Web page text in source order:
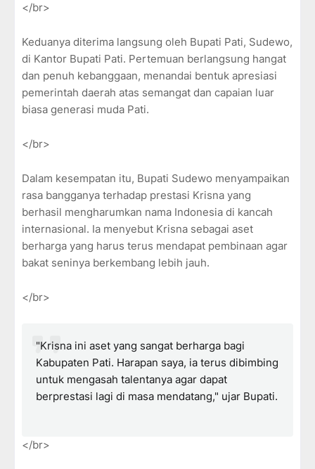
</br>
Keduanya diterima langsung oleh Bupati Pati, Sudewo,
di Kantor Bupati Pati. Pertemuan berlangsung hangat
dan penuh kebanggaan, menandai bentuk apresiasi
pemerintah daerah atas semangat dan capaian luar
biasa generasi muda Pati.
</br>
Dalam kesempatan itu, Bupati Sudewo menyampaikan
rasa bangganya terhadap prestasi Krisna yang
berhasil mengharumkan nama Indonesia di kancah
internasional. Ia menyebut Krisna sebagai aset
berharga yang harus terus mendapat pembinaan agar
bakat seninya berkembang lebih jauh.
</br>
"Krisna ini aset yang sangat berharga bagi
Kabupaten Pati. Harapan saya, ia terus dibimbing
untuk mengasah talentanya agar dapat
berprestasi lagi di masa mendatang," ujar Bupati.
</br>